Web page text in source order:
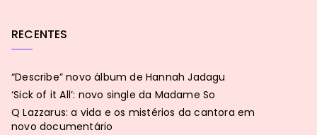
RECENTES
“Describe” novo álbum de Hannah Jadagu
‘Sick of it All’: novo single da Madame So
Q Lazzarus: a vida e os mistérios da cantora em
novo documentário